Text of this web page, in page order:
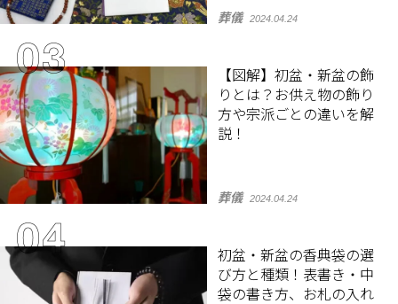
葬儀 2024.04.24
【図解】初盆・新盆の飾
りとは？お供え物の飾り
方や宗派ごとの違いを解
説！
葬儀 2024.04.24
初盆・新盆の香典袋の選
び方と種類！表書き・中
袋の書き方、お札の入れ